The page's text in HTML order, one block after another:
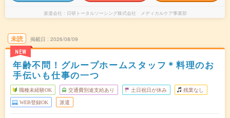
派遣会社 日研トータルソーシング株式会社 メディカルケア事業部
未読
NEW
掲載日 2026/08/09
年齢不問！グループホームスタッフ＊料理のお
手伝いも仕事の一つ
職種未経験OK 交通費別途支給あり 土日祝日が休み 残業なし
WEB登録OK 派遣